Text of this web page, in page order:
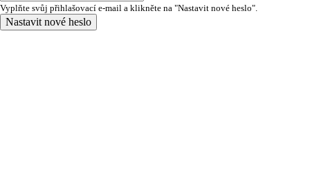
Vyplňte svůj přihlašovací e-mail a klikněte na "Nastavit nové heslo".
Nastavit nové heslo